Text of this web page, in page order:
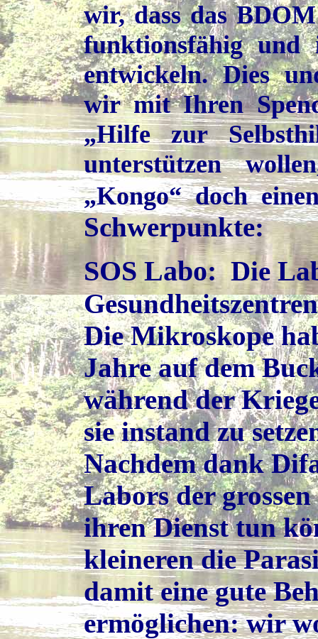
wir, dass das
funktionsfähig
entwickeln. Dies
wir mit Ihren
„Hilfe zur
unterstützen
„Kongo“ doch
Schwerpunkte:
SOS Labo: Die
Die Mikroskope
Jahre auf dem
während der
sie instand zu
Nachdem dank
Labors der
ihren Dienst tun
kleineren die
damit eine gute
ermöglichen: wir